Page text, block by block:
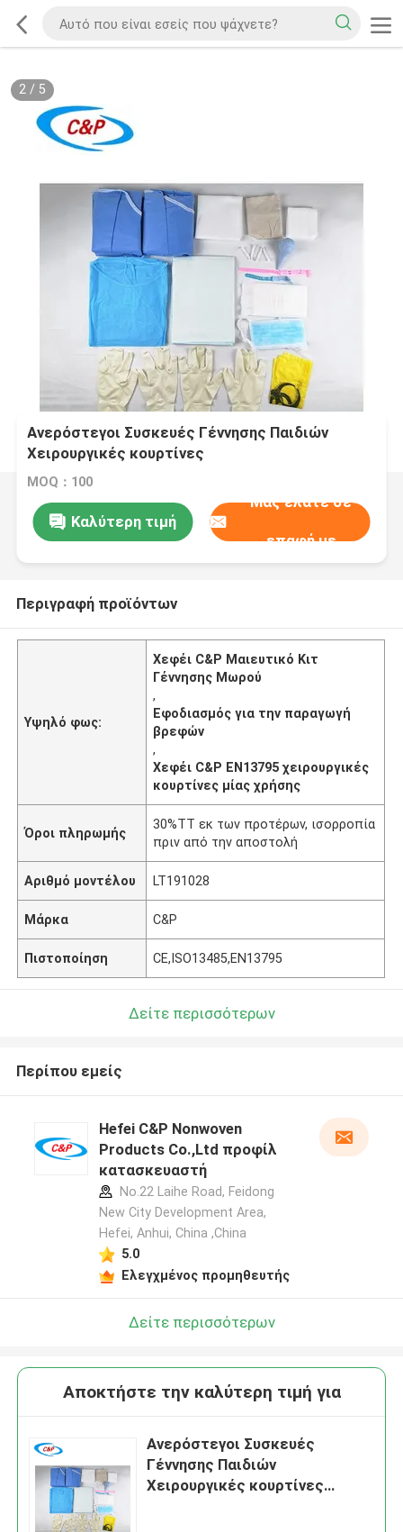
2/ 5
Ανερόστεγοι Συσκευές Γέννησης Παιδιών
Χειρουργικές κουρτίνες
Ξαναχρησιμοποιήσιμες πιστοποιημένες με
MOQ：100
Καλύτερη τιμή
Μας ελάτε σε
επαφή με
Περιγραφή προϊόντων
Υψηλό φως:
Χεφέι C&P Μαιευτικό Κιτ
Γέννησης Μωρού
,
Εφοδιασμός για την παραγωγή
βρεφών
,
Χεφέι C&P EN13795 χειρουργικές
κουρτίνες μίας χρήσης
Όροι πληρωμής
30%TT εκ των προτέρων, ισορροπία
πριν από την αποστολή
Αριθμό μοντέλου LT191028
Μάρκα C&P
Πιστοποίηση CE,ISO13485,EN13795
Δείτε περισσότερων
Περίπου εμείς
Hefei C&P Nonwoven
Products Co.,Ltd προφίλ
κατασκευαστή
No.22 Laihe Road, Feidong
New City Development Area,
Hefei, Anhui, China ,China
5.0
Ελεγχμένος προμηθευτής
Δείτε περισσότερων
Αποκτήστε την καλύτερη τιμή για
Ανερόστεγοι Συσκευές
Γέννησης Παιδιών
Χειρουργικές κουρτίνες